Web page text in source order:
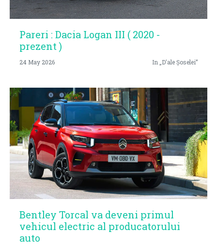
Pareri : Dacia Logan III ( 2020 -
prezent )
24 May 2026 In „D'ale Șoselei”
Bentley Torcal va deveni primul
vehicul electric al producatorului
auto